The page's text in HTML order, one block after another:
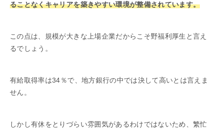
ることなくキャリアを築きやすい環境が整備されています。
この点は、規模が大きな上場企業だからこそ野福利厚生と言え
るでしょう。
有給取得率は34％で、地方銀行の中では決して高いとは言えま
せん。
しかし有休をとりづらい雰囲気があるわけではないため、繁忙